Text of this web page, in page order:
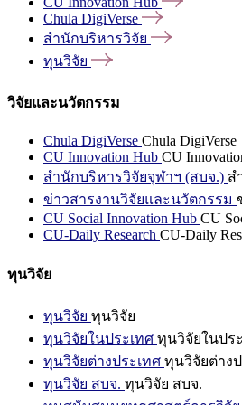
Chula DigiVerse
สำนักบริหารวิจัย
ทุนวิจัย
วิจัยและนวัตกรรม
Chula DigiVerse Chula DigiVerse
CU Innovation Hub CU
สำนักบริหารวิจัยจุฬาฯ (สบจ.) ส
ข่าวสารงานวิจัยและนวัตกรรม
CU Social Innovation Hub CU
CU-Daily Research CU-Daily
ทุนวิจัย
ทุนวิจัย ทุนวิจัย
ทุนวิจัยในประเทศ ทุนวิจัยในปร
ทุนวิจัยต่างประเทศ ทุนวิจัยต่าง
ทุนวิจัย สบจ. ทุนวิจัย สบจ.